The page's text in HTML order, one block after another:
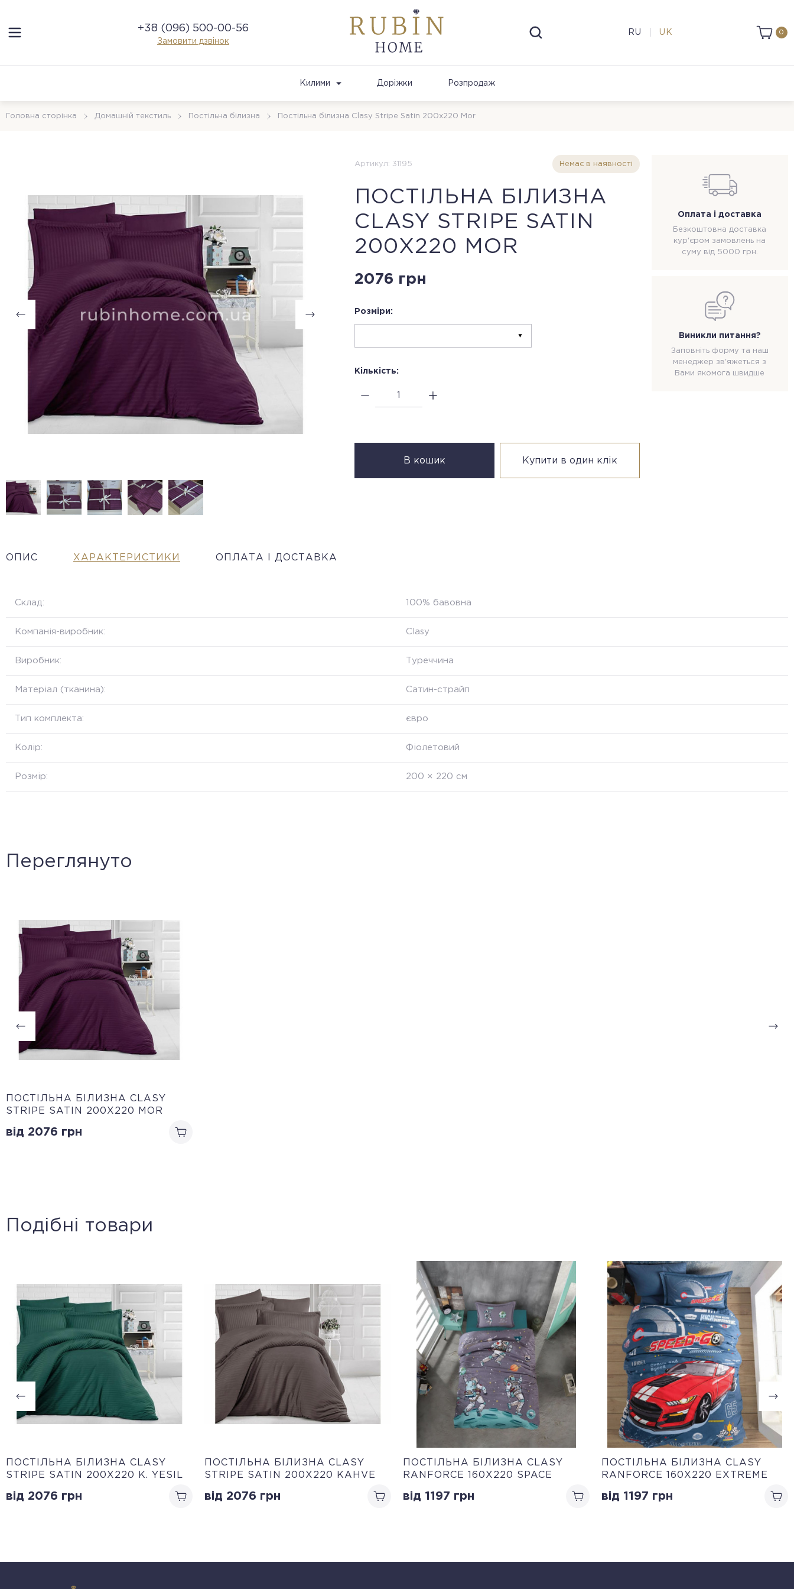
+38 (096) 500-00-56
Замовити дзвінок
RU UK 0
Килими Доріжки Розпродаж
Головна сторінка Домашній текстиль Постільна білизна Постільна білизна Clasy Stripe Satin 200х220 Mor
Артикул: 31195 Немає в наявності
ПОСТІЛЬНА БІЛИЗНА
CLASY STRIPE SATIN
200Х220 MOR
2076 грн
Розміри:
Кількість:
В кошик Купити в один клік
Оплата і доставка
Безкоштовна доставка
кур'єром замовлень на
суму від 5000 грн.
Виникли питання?
Заповніть форму та наш
менеджер зв'яжеться з
Вами якомога швидше
ОПИС ХАРАКТЕРИСТИКИ ОПЛАТА І ДОСТАВКА
Склад: 100% бавовна
Компанія-виробник: Clasy
Виробник: Туреччина
Матеріал (тканина): Сатин-страйп
Тип комплекта: євро
Колір: Фіолетовий
Розмір: 200 × 220 см
Переглянуто
ПОСТІЛЬНА БІЛИЗНА CLASY
STRIPE SATIN 200Х220 MOR
від 2076 грн
Подібні товари
ПОСТІЛЬНА БІЛИЗНА CLASY
STRIPE SATIN 200Х220 K. YESIL
від 2076 грн
ПОСТІЛЬНА БІЛИЗНА CLASY
STRIPE SATIN 200Х220 KAHVE
від 2076 грн
ПОСТІЛЬНА БІЛИЗНА CLASY
RANFORCE 160Х220 SPACE
від 1197 грн
ПОСТІЛЬНА БІЛИЗНА CLASY
RANFORCE 160Х220 EXTREME
від 1197 грн